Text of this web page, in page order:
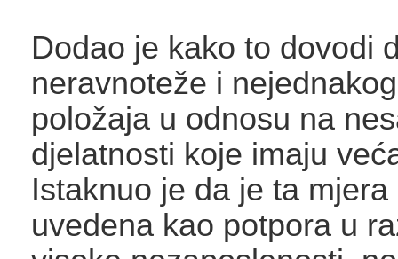
Dodao je kako to dovodi
neravnoteže i
položaja u odnosu na
djelatnosti koje imaju
Istaknuo je da je ta
uvedena kao potpora u